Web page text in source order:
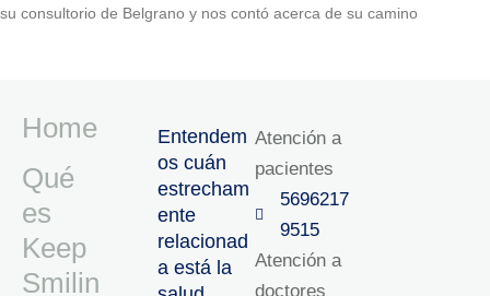
su consultorio de Belgrano y nos contó acerca de su camino
Home
Qué
es
Keep
Smilin
Entendem
os cuán
estrecham
ente
relacionad
a está la
Atención a
pacientes
5696217
9515‬
Atención a
doctores